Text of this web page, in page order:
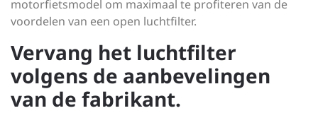
motorfietsmodel om maximaal te profiteren van de
voordelen van een open luchtfilter.
Vervang het luchtfilter
volgens de aanbevelingen
van de fabrikant.